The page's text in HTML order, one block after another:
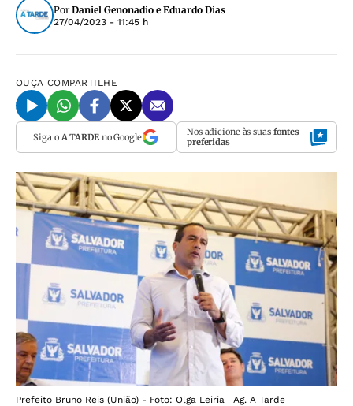
Por Daniel Genonadio e Eduardo Dias
27/04/2023 - 11:45 h
OUÇA COMPARTILHE
Siga o A TARDEno Google Nos adicione às suas fontes
preferidas
Prefeito Bruno Reis (União) - Foto: Olga Leiria | Ag. A Tarde